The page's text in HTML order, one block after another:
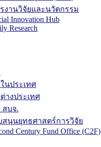
งานวิจัยและนวัตกรรม
Innovation Hub
Research
นประเทศ
างประเทศ
สบจ.
นุนยุทธศาสตร์การวิจัย
Century Fund Office (C2F)